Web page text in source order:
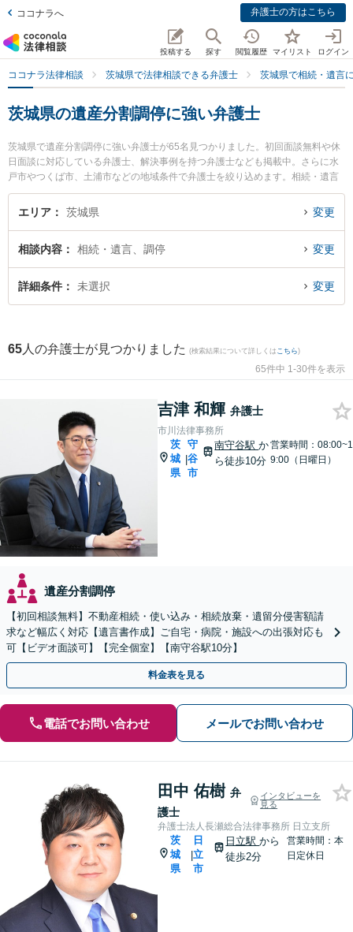
ココナラへ 弁護士の方はこちら
投稿する 探す 閲覧履歴 マイリスト ログイン
ココナラ法律相談 茨城県で法律相談できる弁護士 茨城県で相続・遺言
茨城県の遺産分割調停に強い弁護士
茨城県で遺産分割調停に強い弁護士が65名見つかりました。初回面談無料や休
日面談に対応している弁護士、解決事例を持つ弁護士なども掲載中。さらに水
戸市やつくば市、土浦市などの地域条件で弁護士を絞り込めます。相続・遺言
に関係する家族間の相続トラブルや認知症の相続、遺産分割等の細かな分野で
の絞り込み検索もでき便利です。特に市川法律事務所の吉津 和輝弁護士や弁護
す。『茨城県で土日や夜間に発生した遺産分割調停のトラブルを今すぐに弁護
士に相談したい』『遺産分割調停のトラブル解決の実績豊富な近くの弁護士を
検索したい』『初回相談無料で遺産分割調停を法律相談できる茨城県内の弁護
エリア 茨城県 変更
相談内容 相続・遺言、調停 変更
詳細条件 未選択 変更
65 人の弁護士が見つかりました (検索結果について詳しくは こちら)
65件中 1-30件を表示
吉津 和輝 弁護士
市川法律事務所
茨
城
県
|
守
谷
市
南守谷駅か
ら徒歩10分
営業時間：08:00~1
9:00（日曜日）
遺産分割調停
【初回相談無料】不動産相続・使い込み・相続放棄・遺留分侵害額請
求など幅広く対応【遺言書作成】ご自宅・病院・施設への出張対応も
可【ビデオ面談可】【完全個室】【南守谷駅10分】
料金表を見る
電話でお問い合わせ メールでお問い合わせ
田中 佑樹 弁
護士
インタビューを
見る
弁護士法人長瀬総合法律事務所 日立支所
茨
城
県
|
日
立
市
日立駅から
徒歩2分
営業時間：本
日定休日